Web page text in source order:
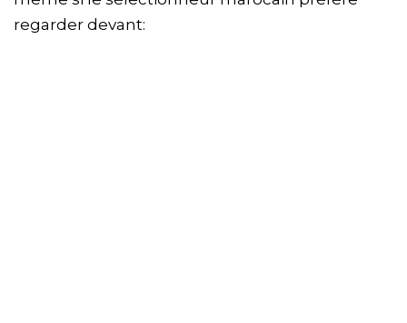
regarder devant: